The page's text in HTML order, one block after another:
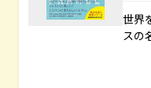
世界
スの